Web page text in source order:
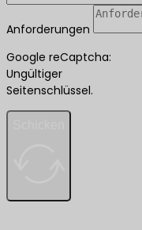
Anforderungen
Google reCaptcha:
Ungültiger
Seitenschlüssel.